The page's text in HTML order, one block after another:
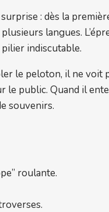
: dès la
langues.
indiscutable.
le peloton, il ne voit
public. Quand il
souvenirs.
roulante.